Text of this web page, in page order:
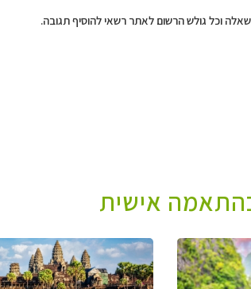
וכל גולש הרשום לאתר רשאי להוסיף תגובה.
בהתאמה אישית